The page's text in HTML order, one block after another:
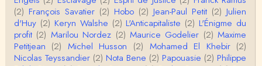
Roland Chaudat
L'histoire des populations autochtones profite certai
nement de ces reconstitutions dont la visit…
Anonymous
(2) François Savatier (2) Hobo (2) Jean-Paul Petit (2) Julien
d'Huy (2) Keryn Walshe (2) L'Anticapitaliste (2) L'Énigme du
profit (2) Marilou Nordez (2) Maurice Godelier (2) Maxime
Petitjean (2) Michel Husson (2) Mohamed El Khebir (2)
Nicolas Teyssandier (2) Nota Bene (2) Papouasie (2) Philippe